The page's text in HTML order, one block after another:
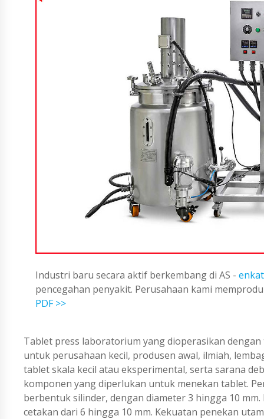
Industri baru secara aktif berkembang di AS -
pencegahan penyakit. Perusahaan kami
PDF >>
Tablet press laboratorium yang dioperasikan
untuk perusahaan kecil, produsen awal, ilmiah,
tablet skala kecil atau eksperimental, serta sarana
komponen yang diperlukan untuk menekan tablet.
berbentuk silinder, dengan diameter 3 hingga 10
cetakan dari 6 hingga 10 mm. Kekuatan penekan